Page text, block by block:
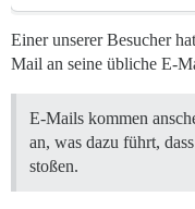
Einer unserer Besucher
Mail an seine übliche E-
E-Mails kommen
an, was dazu führt,
stoßen.